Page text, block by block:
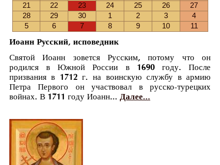
21
22 23 24 25 26
27
28
29 30 1 2 3
4
5
6 7 8 9 10 11
Иоанн Русский, исповедник
Святой Иоанн зовется Русским, потому что он
родился в Южной России в 1690 году. После
призвания в 1712 г. на воинскую службу в армию
Петра Первого он участвовал в русско-турецких
войнах. В 1711 году Иоанн... Далее...